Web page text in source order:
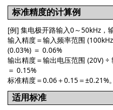
标准精度的计算例
[例] 集电极开路输入0～50kHz，
输入精度＝输入频率范围
(0.03%) ＝ 0.06%
输出精度＝输出电压范围 (20V) ÷
＝ 0.15%
标准精度＝0.06＋0.15＝±0.21%。
适用标准